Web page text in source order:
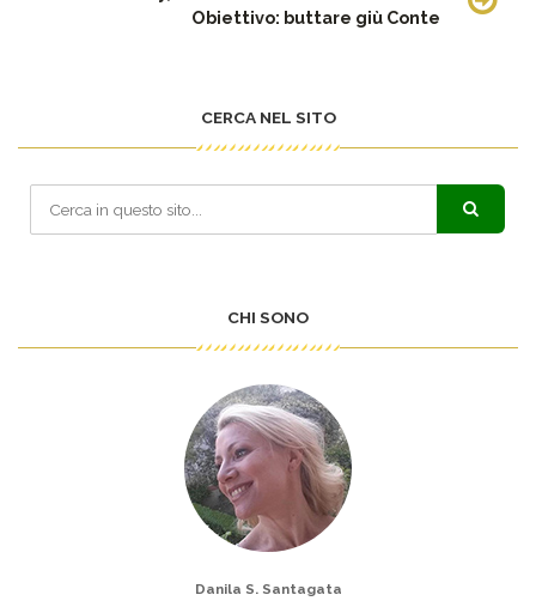
Obiettivo: buttare giù Conte
CERCA NEL SITO
CHI SONO
Danila S. Santagata